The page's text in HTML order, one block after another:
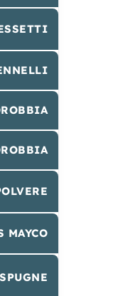
MAYCO
SPUGNE